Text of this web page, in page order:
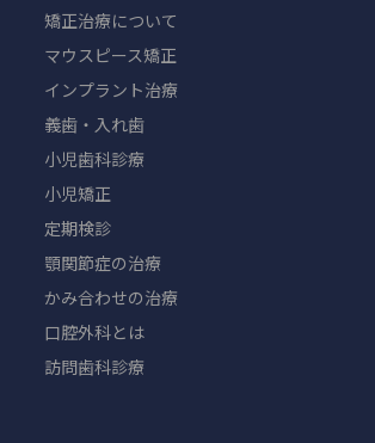
矯正治療について
マウスピース矯正
インプラント治療
義歯・入れ歯
小児歯科診療
小児矯正
定期検診
顎関節症の治療
かみ合わせの治療
口腔外科とは
訪問歯科診療